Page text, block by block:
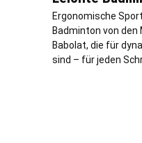
Ergonomische
Badminton von den
Babolat, die für
sind – für jeden